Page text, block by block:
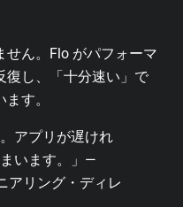
せん。Flo がパフォーマ
復し、「十分速い」で
す。
アプリが遅けれ
います。」—
アリング・ディレ